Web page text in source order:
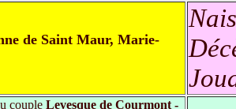
de Saint Maur, Marie-
couple Levesque de Courmont -